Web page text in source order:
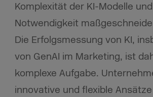
Komplexität der KI-Modelle
Notwendigkeit
Die Erfolgsmessung von KI,
von GenAI im Marketing, ist
komplexe Aufgabe.
innovative und flexible